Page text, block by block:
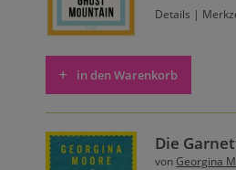
Details |
in den Warenkorb
Die
von Georgina